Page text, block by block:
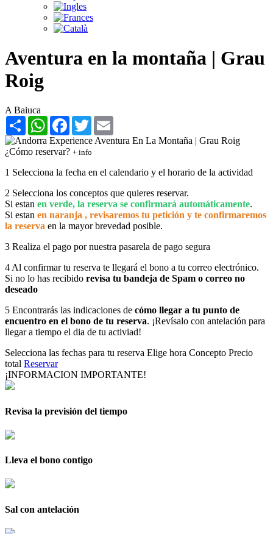
Aventura en la montaña | Grau
Roig
A Baiuca
Share WhatsAppFacebook
Twitter
¿Cómo reservar? + info
1 Selecciona la fecha en el calendario y el horario de la actividad
2 Selecciona los conceptos que quieres reservar.
Si estan en verde, la reserva se confirmará automáticamente.
Si estan en naranja , revisaremos tu petición y te confirmaremos
la reserva en la mayor brevedad posible.
3 Realiza el pago por nuestra pasarela de pago segura
4Al confirmar tu reserva te llegará el bono a tu correo electrónico.
Si no lo has recibido revisa tu bandeja de Spam o correo no
deseado
5 Encontrarás las indicaciones de cómo llegar a tu punto de
encuentro en el bono de tu reserva. ¡Revísalo con antelación para
llegar a tiempo el dia de tu activiad!
Selecciona las fechas para tu reserva Elige hora Concepto Precio
total Reservar
¡INFORMACION IMPORTANTE!
Revisa la previsión del tiempo
Lleva el bono contigo
Sal con antelación